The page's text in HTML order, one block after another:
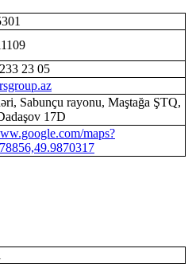
23 05
Sabunçu rayonu, Maştağa ŞTQ,
17D
maps?